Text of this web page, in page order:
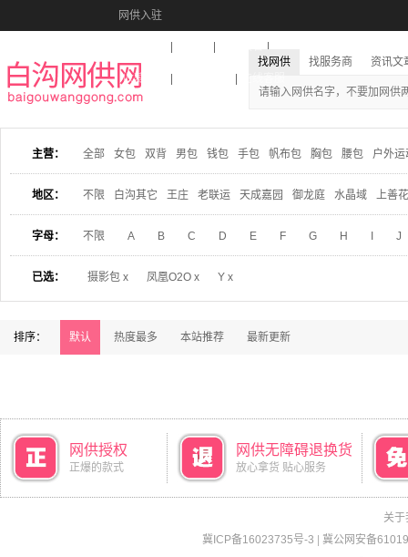
网供入驻
收藏本站
找网供 找服务商 资讯文
主营： 全部 女包 双背 男包 钱包 手包 帆布包 胸包 腰包 户外运
地区： 不限 白沟其它 王庄 老联运 天成嘉园 御龙庭 水晶域 上善
字母： 不限 A B C D E F G H J
已选： 摄影包 x 凤凰O2O x Y x
排序： 默认 热度最多 本站推荐 最新更新
网供授权
正爆的款式
网供无障碍退换货
放心拿货 贴心服务
关于
冀ICP备16023735号-3
冀公网安备